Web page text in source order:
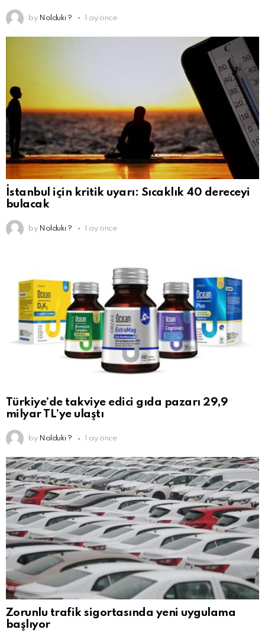
by Nolduki ? 1 ay önce
İstanbul için kritik uyarı: Sıcaklık 40 dereceyi
bulacak
by Nolduki ? 1 ay önce
Türkiye’de takviye edici gıda pazarı 29,9
milyar TL’ye ulaştı
by Nolduki ? 1 ay önce
Zorunlu trafik sigortasında yeni uygulama
başlıyor